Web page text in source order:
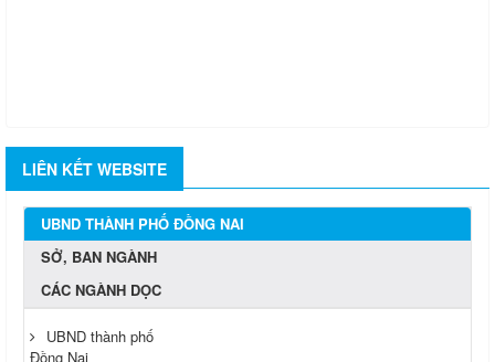
LIÊN KẾT WEBSITE
UBND THÀNH PHỐ ĐỒNG NAI
SỞ, BAN NGÀNH
CÁC NGÀNH DỌC
UBND thành phố
Đồng Nai